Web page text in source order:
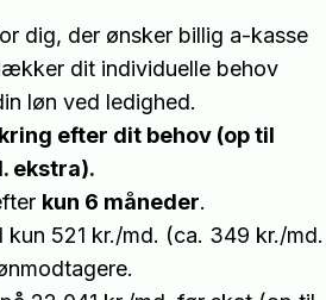
dig, der ønsker billig a-kasse
dit individuelle behov
løn ved ledighed.
efter dit behov (op til
ekstra).
kun 6 måneder.
kun 521 kr./md. (ca. 349 kr./md.